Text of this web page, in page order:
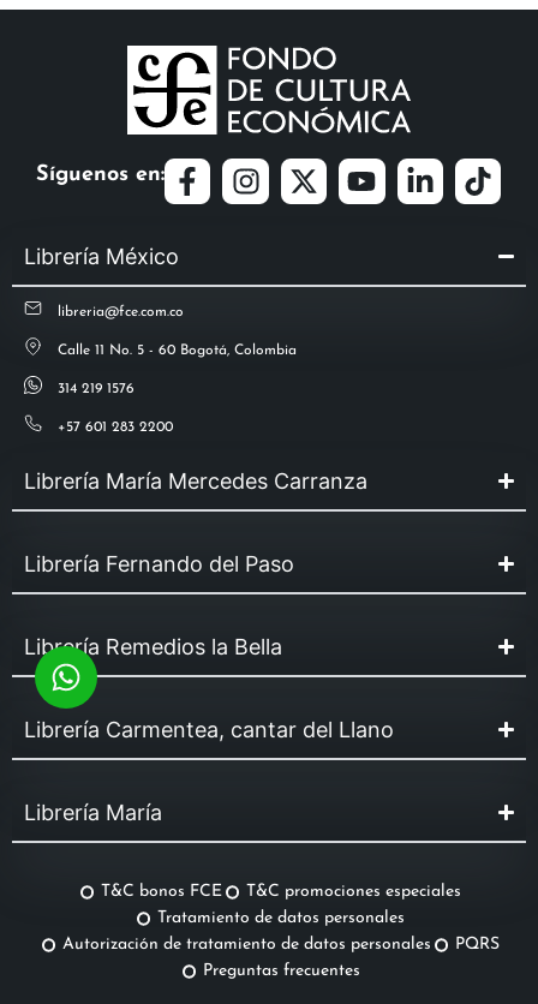
Síguenos en:
Librería México
libreria@fce.com.co
Calle 11 No. 5 - 60 Bogotá, Colombia
314 219 1576
+57 601 283 2200
Librería María Mercedes Carranza
Librería Fernando del Paso
Librería Remedios la Bella
Librería Carmentea, cantar del Llano
Librería María
T&C bonos FCE
T&C promociones especiales
Tratamiento de datos personales
Autorización de tratamiento de datos personales
PQRS
Preguntas frecuentes